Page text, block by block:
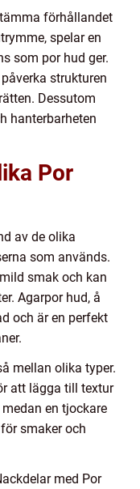
förhållandet
spelar en
som por hud ger.
strukturen
Dessutom
hanterbarheten
Por
av de olika
som används.
smak och kan
Agarpor hud, å
och är en perfekt
mellan olika typer.
att lägga till textur
en tjockare
smaker och
med Por